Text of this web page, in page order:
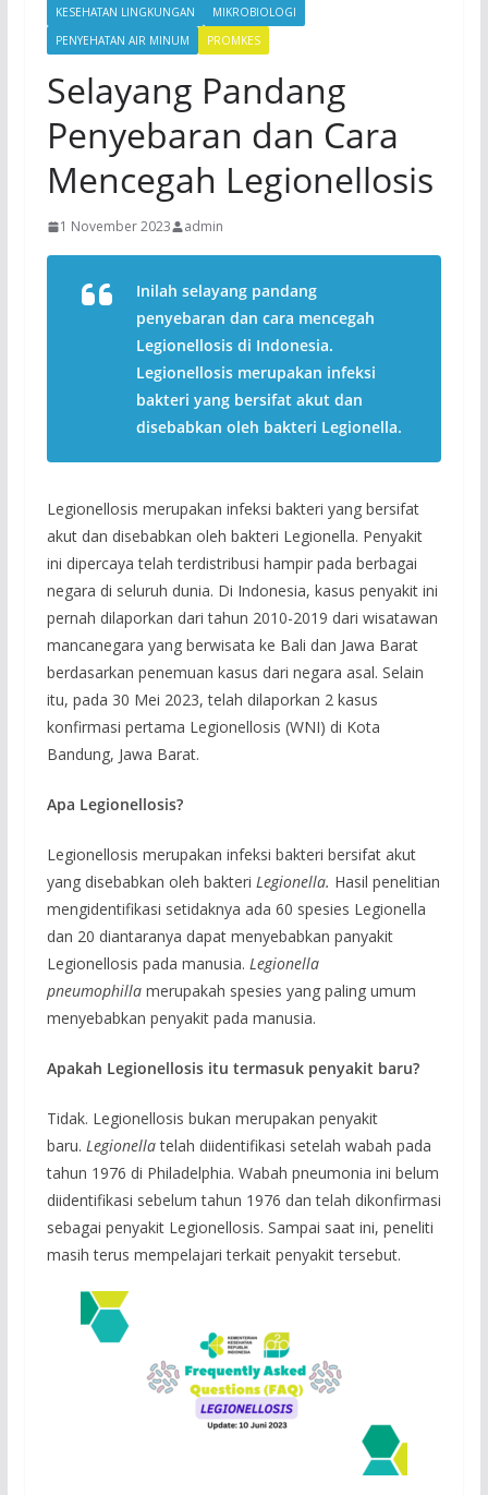
KESEHATAN LINGKUNGAN
MIKROBIOLOGI
PENYEHATAN AIR MINUM
PROMKES
Selayang Pandang
Penyebaran dan Cara
Mencegah Legionellosis
1 November 2023 admin
Inilah selayang pandang
penyebaran dan cara mencegah
Legionellosis di Indonesia.
Legionellosis merupakan infeksi
bakteri yang bersifat akut dan
disebabkan oleh bakteri Legionella.
Legionellosis merupakan infeksi bakteri yang bersifat
akut dan disebabkan oleh bakteri Legionella. Penyakit
ini dipercaya telah terdistribusi hampir pada berbagai
negara di seluruh dunia. Di Indonesia, kasus penyakit ini
pernah dilaporkan dari tahun 2010-2019 dari wisatawan
mancanegara yang berwisata ke Bali dan Jawa Barat
berdasarkan penemuan kasus dari negara asal. Selain
itu, pada 30 Mei 2023, telah dilaporkan 2 kasus
konfirmasi pertama Legionellosis (WNI) di Kota
Bandung, Jawa Barat.
Apa Legionellosis?
Legionellosis merupakan infeksi bakteri bersifat akut
yang disebabkan oleh bakteri Legionella. Hasil penelitian
mengidentifikasi setidaknya ada 60 spesies Legionella
dan 20 diantaranya dapat menyebabkan panyakit
Legionellosis pada manusia. Legionella
pneumophilla merupakah spesies yang paling umum
menyebabkan penyakit pada manusia.
Apakah Legionellosis itu termasuk penyakit baru?
Tidak. Legionellosis bukan merupakan penyakit
baru. Legionellatelah diidentifikasi setelah wabah pada
tahun 1976 di Philadelphia. Wabah pneumonia ini belum
diidentifikasi sebelum tahun 1976 dan telah dikonfirmasi
sebagai penyakit Legionellosis. Sampai saat ini, peneliti
masih terus mempelajari terkait penyakit tersebut.